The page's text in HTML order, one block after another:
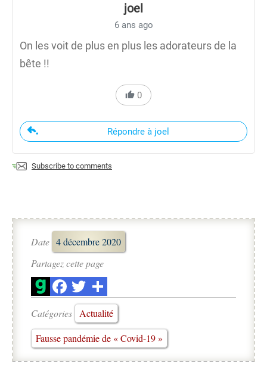
joel
6 ans ago
On les voit de plus en plus les adorateurs de la
bête !!
0
Répondre à joel
Subscribe to comments
Date 4 décembre 2020
Partagez cette page
Catégories
Actualité
Fausse pandémie de « Covid-19 »